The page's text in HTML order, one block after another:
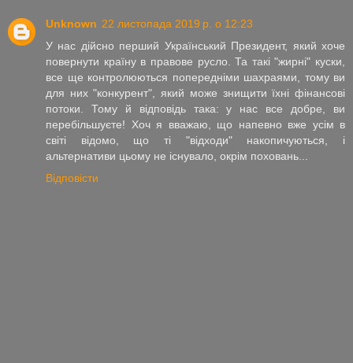
Unknown 22 листопада 2019 р. о 12:23
У нас дійсно перший Український Президент, який хоче
повернути країну в правове русло. Та такі "жирні" куски,
все ще контролюються попередніми шахраями, тому ви
для них "конкурент", який може знищити їхні фінансові
потоки. Тому й відповідь така: у нас все добре, ви
перебільшуєте! Хоч я вважаю, що напевно вже усім в
світі відомо, що ті "відходи" накопичуються, і
альтернативи цьому не існувало, окрім поховань...
Відповісти